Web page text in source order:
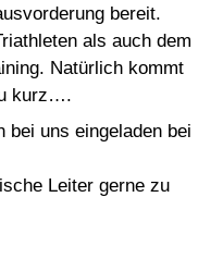
bereit.
als auch dem
Natürlich kommt
kurz….
uns eingeladen bei
Leiter gerne zu